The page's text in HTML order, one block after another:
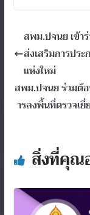
สพม.ปจนย เข้า
ส่งเสริมการปร
แห่งใหม่
สพม.ปจนย ร่วมต้
ารลงพื้นที่ตรวจเ
สิ่งที่คุณ